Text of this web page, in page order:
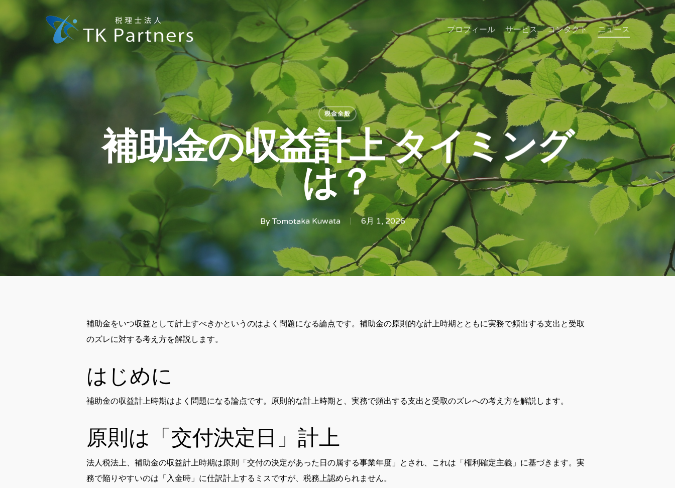
to
main
content
プロフィール サービス コンタクト ニュース
税金全般
補助金の収益計上 タイミング
は？
By Tomotaka Kuwata 6月 1, 2026
補助金をいつ収益として計上すべきかというのはよく問題になる論点です。補助金の原則的な計上時期とともに実務で頻出する支出と受取
のズレに対する考え方を解説します。
はじめに
補助金の収益計上時期はよく問題になる論点です。原則的な計上時期と、実務で頻出する支出と受取のズレへの考え方を解説します。
原則は「交付決定日」計上
法人税法上、補助金の収益計上時期は原則「交付の決定があった日の属する事業年度」とされ、これは「権利確定主義」に基づきます。実
務で陥りやすいのは「入金時」に仕訳計上するミスですが、税務上認められません。